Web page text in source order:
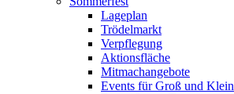
Lageplan
Trödelmarkt
Verpflegung
Aktionsfläche
Mitmachangebote
Events für Groß und Klein